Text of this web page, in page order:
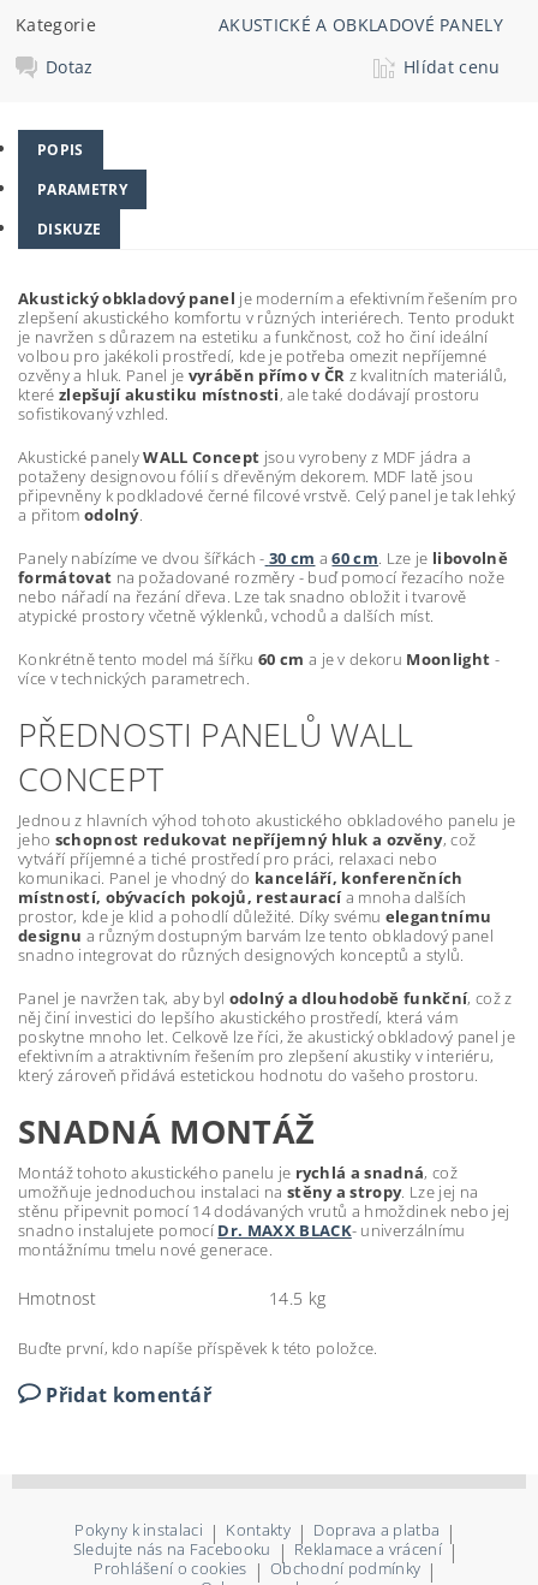
Kategorie
AKUSTICKÉ A OBKLADOVÉ PANELY
Dotaz
Hlídat cenu
POPIS
PARAMETRY
DISKUZE
Akustický obkladový panel je moderním a efektivním řešením pro
zlepšení akustického komfortu v různých interiérech. Tento produkt
je navržen s důrazem na estetiku a funkčnost, což ho činí ideální
volbou pro jakékoli prostředí, kde je potřeba omezit nepříjemné
ozvěny a hluk. Panel je vyráběn přímo v ČR z kvalitních materiálů,
které zlepšují akustiku místnosti, ale také dodávají prostoru
sofistikovaný vzhled.
Akustické panelyWALL Concept jsou vyrobeny z MDF jádra a
potaženy designovou fólií s dřevěným dekorem. MDF latě jsou
připevněny k podkladové černé filcové vrstvě. Celý panel je tak lehký
a přitom odolný.
Panely nabízíme ve dvou šířkách - 30 cm a 60 cm. Lze je libovolně
formátovat na požadované rozměry - buď pomocí řezacího nože
nebo nářadí na řezání dřeva. Lze tak snadno obložit i tvarově
atypické prostory včetně výklenků, vchodů a dalších míst.
Konkrétně tento model má šířku 60 cm a je v dekoru Moonlight -
více v technických parametrech.
PŘEDNOSTI PANELŮ WALL
CONCEPT
Jednou z hlavních výhod tohoto akustického obkladového panelu je
jeho schopnost redukovat nepříjemný hluk a ozvěny, což
vytváří příjemné a tiché prostředí pro práci, relaxaci nebo
komunikaci. Panel je vhodný do kanceláří, konferenčních
místností, obývacích pokojů, restauracía mnoha dalších
prostor, kde je klid a pohodlí důležité. Díky svému elegantnímu
designu a různým dostupným barvám lze tento obkladový panel
snadno integrovat do různých designových konceptů a stylů.
Panel je navržen tak, aby byl odolný a dlouhodobě funkční, což z
něj činí investici do lepšího akustického prostředí, která vám
poskytne mnoho let. Celkově lze říci, že akustický obkladový panel je
efektivním a atraktivním řešením pro zlepšení akustiky v interiéru,
který zároveň přidává estetickou hodnotu do vašeho prostoru.
SNADNÁ MONTÁŽ
Montáž tohoto akustického panelu je rychlá a snadná, což
umožňuje jednoduchou instalaci na stěny a stropy. Lze jej na
stěnu připevnit pomocí 14 dodávaných vrutů a hmoždinek nebo jej
snadno instalujete pomocí Dr. MAXX BLACK- univerzálnímu
montážnímu tmelu nové generace.
Hmotnost 14.5 kg
Buďte první, kdo napíše příspěvek k této položce.
Přidat komentář
Pokyny k instalaci | Kontakty | Doprava a platba |
Sledujte nás na Facebooku | Reklamace a vrácení |
Prohlášení o cookies | Obchodní podmínky |